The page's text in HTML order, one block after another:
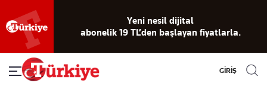
okuma
deneyimi
dijital arşiv
Akıllı haber
asistanı
Eski gazeteleri
indirme
canlı soru
cevap
GİRİŞ